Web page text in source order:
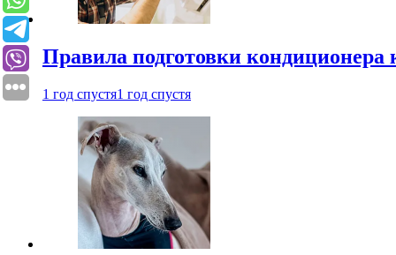
Правила подготовки
1 год спустя1 год спустя